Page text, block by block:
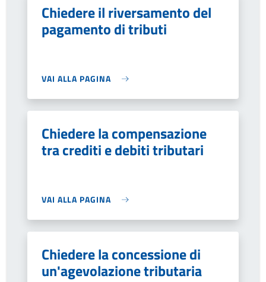
Chiedere il riversamento del
pagamento di tributi
VAI ALLA PAGINA
Chiedere la compensazione
tra crediti e debiti tributari
VAI ALLA PAGINA
Chiedere la concessione di
un'agevolazione tributaria